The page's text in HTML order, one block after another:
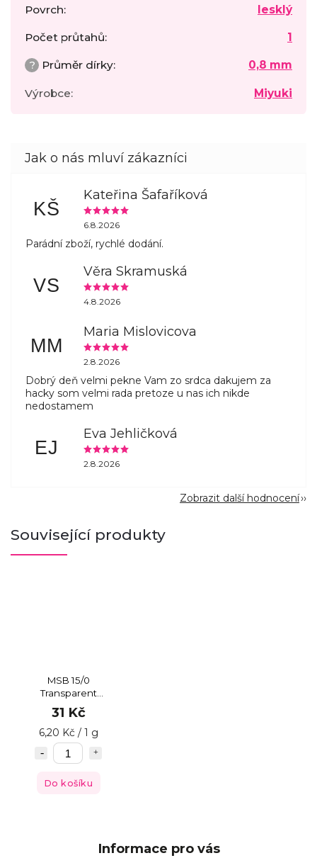
Povrch: lesklý
Počet průtahů: 1
? Průměr dírky: 0,8 mm
Výrobce: Miyuki
KŠ
Kateřina Šafaříková
6.8.2026
Parádní zboží, rychlé dodání.
VS
Věra Skramuská
4.8.2026
MM
Maria Mislovicova
2.8.2026
Dobrý deň velmi pekne Vam zo srdca dakujem za
hacky som velmi rada pretoze u nas ich nikde
nedostamem
EJ
Eva Jehličková
2.8.2026
Zobrazit další hodnocení
Související produkty
MSB 15/0
Transparent
Sapphire
31 Kč
6,20 Kč / 1 g
Do košíku
Informace pro vás